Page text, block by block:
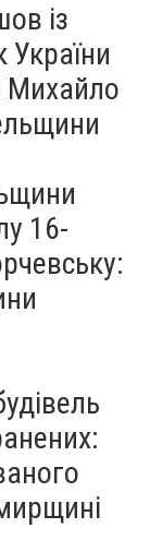
із
України
Михайло
16-